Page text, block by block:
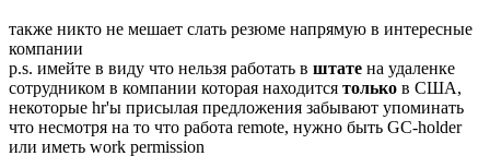
также никто не мешает слать резюме напрямую в интересные
компании
p.s. имейте в виду что нельзя работать в штате на удаленке
сотрудником в компании которая находится только в США,
некоторые hr'ы присылая предложения забывают упоминать
что несмотря на то что работа remote, нужно быть GC-holder
или иметь work permission